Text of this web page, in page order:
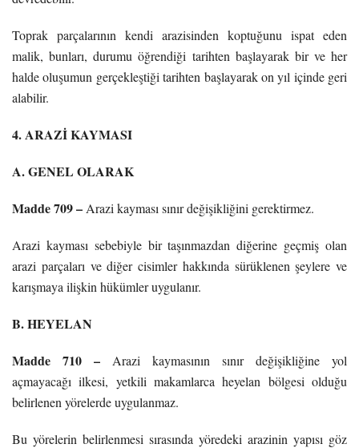
Toprak parçalarının kendi arazisinden koptuğunu ispat eden
malik, bunları, durumu öğrendiği tarihten başlayarak bir ve her
halde oluşumun gerçekleştiği tarihten başlayarak on yıl içinde geri
alabilir.
4. ARAZİ KAYMASI
A. GENEL OLARAK
Madde 709 – Arazi kayması sınır değişikliğini gerektirmez.
Arazi kayması sebebiyle bir taşınmazdan diğerine geçmiş olan
arazi parçaları ve diğer cisimler hakkında sürüklenen şeylere ve
karışmaya ilişkin hükümler uygulanır.
B. HEYELAN
Madde 710 – Arazi kaymasının sınır değişikliğine yol
açmayacağı ilkesi, yetkili makamlarca heyelan bölgesi olduğu
belirlenen yörelerde uygulanmaz.
Bu yörelerin belirlenmesi sırasında yöredeki arazinin yapısı göz